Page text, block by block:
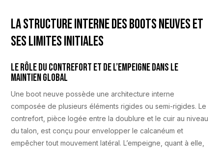
La structure interne des boots neuves et
ses limites initiales
Le rôle du contrefort et de l’empeigne dans le
maintien global
Une boot neuve possède une architecture interne
composée de plusieurs éléments rigides ou semi-rigides. Le
contrefort, pièce logée entre la doublure et le cuir au niveau
du talon, est conçu pour envelopper le calcanéum et
empêcher tout mouvement latéral. L’empeigne, quant à elle,